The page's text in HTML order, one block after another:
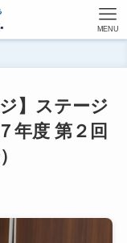
MENU
】ステージ
年度 第２回